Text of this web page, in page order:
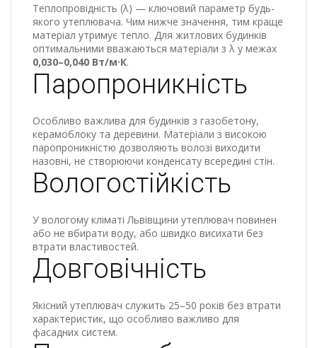
Теплопровідність (λ) — ключовий параметр будь-
якого утеплювача. Чим нижче значення, тим краще
матеріал утримує тепло. Для житлових будинків
оптимальними вважаються матеріали з λ у межах
0,030–0,040 Вт/м·К.
Паропроникність
Особливо важлива для будинків з газобетону,
керамоблоку та деревини. Матеріали з високою
паропроникністю дозволяють волозі виходити
назовні, не створюючи конденсату всередині стін.
Вологостійкість
У вологому кліматі Львівщини утеплювач повинен
або не вбирати воду, або швидко висихати без
втрати властивостей.
Довговічність
Якісний утеплювач служить 25–50 років без втрати
характеристик, що особливо важливо для
фасадних систем.